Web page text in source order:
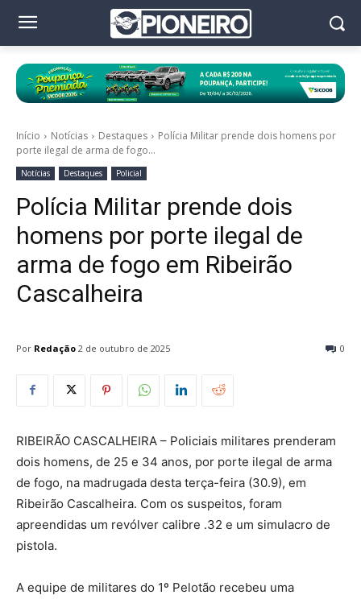
Início Notícias Destaques
Polícia Militar prende dois homens por
porte ilegal de arma de fogo...
Notícias Destaques Policial
Polícia Militar prende dois
homens por porte ilegal de
arma de fogo em Ribeirão
Cascalheira
Por Redação 0
2 de outubro de 2025
RIBEIRÃO CASCALHEIRA – Policiais militares prenderam
dois homens, de 25 e 34 anos, por porte ilegal de arma
de fogo, na madrugada desta terça-feira (30.9), em
Ribeirão Cascalheira. Com os suspeitos, foram
apreendidas um revólver calibre .32 e um simulacro de
pistola.
A equipe de militares do 1º Pelotão recebeu uma